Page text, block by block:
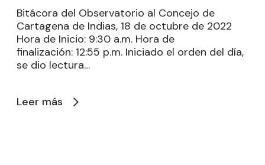
Bitácora del Observatorio al Concejo de
Cartagena de Indias, 18 de octubre de 2022
Hora de Inicio: 9:30 a.m. Hora de
finalización: 12:55 p.m. Iniciado el orden del día,
se dio lectura…
Leer más